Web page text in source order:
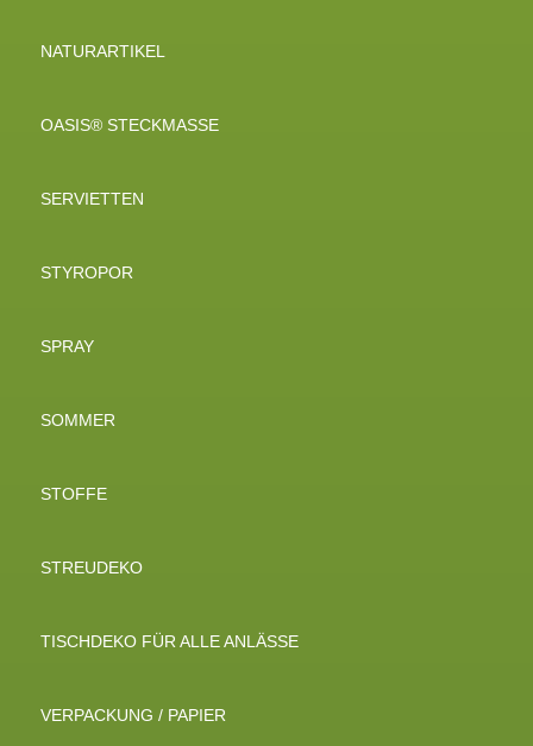
NATURARTIKEL
OASIS® STECKMASSE
SERVIETTEN
STYROPOR
SPRAY
SOMMER
STOFFE
STREUDEKO
TISCHDEKO FÜR ALLE ANLÄSSE
VERPACKUNG / PAPIER